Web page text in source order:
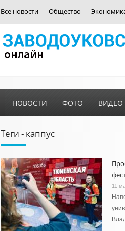
Все новости Общество
НОВОСТИ ФОТО ВИДЕО
Теги - каппус
11